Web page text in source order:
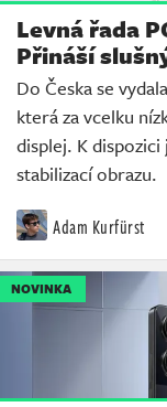
Levná řada
Přináší
Do Česka se
která za vcelku
displej. K
stabilizací obrazu.
Adam Kurfürst
NOVINKA